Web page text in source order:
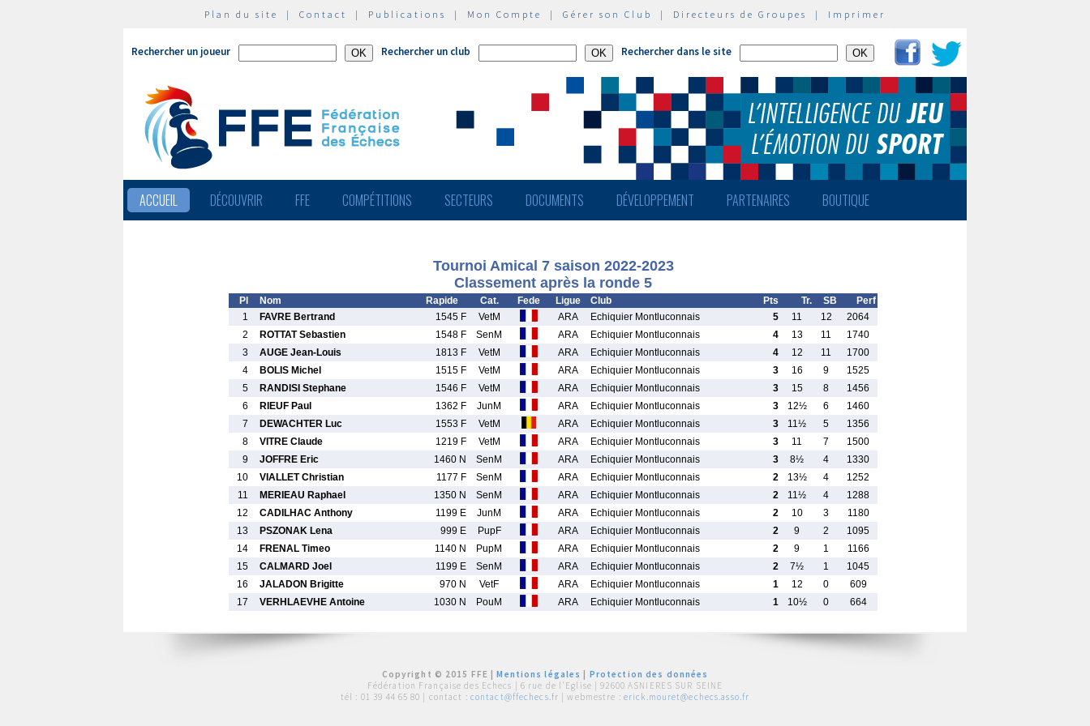
Plan du site | Contact | Publications | Mon Compte | Gérer son Club | Directeurs de Groupes | Imprimer
Rechercher un joueur Rechercher un club Rechercher dans le site
ACCUEIL DÉCOUVRIR FFE COMPÉTITIONS SECTEURS DOCUMENTS DÉVELOPPEMENT PARTENAIRES BOUTIQUE
Tournoi Amical 7 saison 2022-2023
Classement après la ronde 5
Pl Nom Rapide Cat. Fede Ligue Club Pts Tr. SB
Perf
1
FAVRE Bertrand 1545 F VetM ARA Echiquier Montluconnais 5 11 12
2064
2
ROTTAT Sebastien 1548 F SenM ARA Echiquier Montluconnais 4 13 11
1740
3
AUGE Jean-Louis 1813 F VetM ARA Echiquier Montluconnais 4 12 11
1700
4
BOLIS Michel 1515 F VetM ARA Echiquier Montluconnais 3 16 9
1525
5
RANDISI Stephane 1546 F VetM ARA Echiquier Montluconnais 3 15 8
1456
6
RIEUF Paul 1362 F JunM ARA Echiquier Montluconnais 3 12½ 6
1460
7
DEWACHTER Luc 1553 F VetM ARA Echiquier Montluconnais 3 11½ 5
1356
8
VITRE Claude 1219 F VetM ARA Echiquier Montluconnais 3 11 7
1500
9
JOFFRE Eric 1460 N SenM ARA Echiquier Montluconnais 3 8½ 4
1330
10
VIALLET Christian 1177 F SenM ARA Echiquier Montluconnais 2 13½ 4
1252
11
MERIEAU Raphael 1350 N SenM ARA Echiquier Montluconnais 2 11½ 4
1288
12
CADILHAC Anthony 1199 E JunM ARA Echiquier Montluconnais 2 10 3
1180
13
PSZONAK Lena 999 E PupF ARA Echiquier Montluconnais 2 9 2
1095
14
FRENAL Timeo 1140 N PupM ARA Echiquier Montluconnais 2 9 1
1166
15
CALMARD Joel 1199 E SenM ARA Echiquier Montluconnais 2 7½ 1
1045
16
JALADON Brigitte 970 N VetF ARA Echiquier Montluconnais 1 12 0
609
17
VERHLAEVHE Antoine 1030 N PouM ARA Echiquier Montluconnais 1 10½ 0 664
Copyright © 2015 FFE |Mentions légales
Protection des données
Fédération Française des Echecs | 6 rue de l'Eglise | 92600 ASNIERES SUR SEINE
tél : 01 39 44 65 80 | contact : contact@ffechecs.fr | webmestre : erick.mouret@echecs.asso.fr